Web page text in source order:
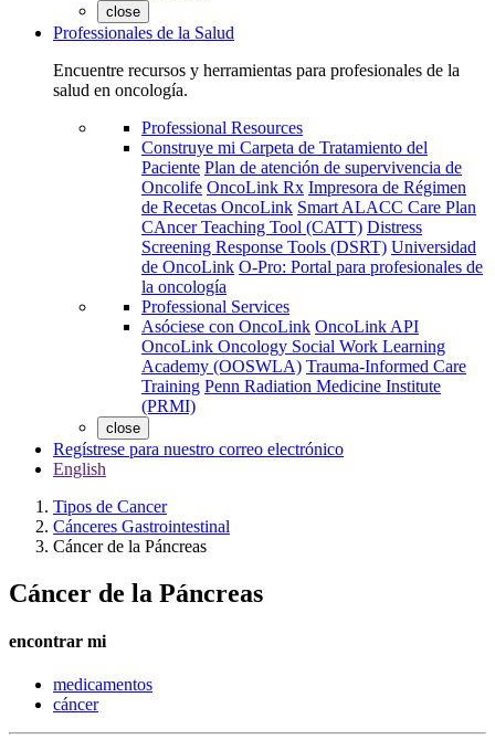
close
Professionales de la Salud
Encuentre recursos y herramientas para profesionales de la
salud en oncología.
Professional Resources
Construye mi Carpeta de Tratamiento del
Paciente Plan de atención de supervivencia de
Oncolife OncoLink Rx Impresora de Régimen
de Recetas OncoLink Smart ALACC Care Plan
CAncer Teaching Tool (CATT) Distress
Screening Response Tools (DSRT) Universidad
de OncoLink O-Pro: Portal para profesionales de
la oncología
Professional Services
Asóciese con OncoLink OncoLink API
OncoLink Oncology Social Work Learning
Academy (OOSWLA) Trauma-Informed Care
Training Penn Radiation Medicine Institute
(PRMI)
close
Regístrese para nuestro correo electrónico
English
Tipos de Cancer
Cánceres Gastrointestinal
Cáncer de la Páncreas
Cáncer de la Páncreas
encontrar mi
medicamentos
cáncer